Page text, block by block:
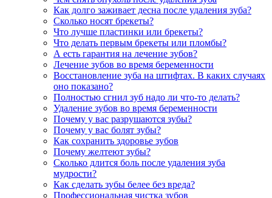
Как долго заживает десна после удаления зуба?
Сколько носят брекеты?
Что лучше пластинки или брекеты?
Что делать первым брекеты или пломбы?
А есть гарантия на лечение зубов?
Лечение зубов во время беременности
Восстановление зуба на штифтах. В каких случаях
оно показано?
Полностью сгнил зуб надо ли что-то делать?
Удаление зубов во время беременности
Почему у вас разрушаются зубы?
Почему у вас болят зубы?
Как сохранить здоровье зубов
Почему желтеют зубы?
Сколько длится боль после удаления зуба
мудрости?
Как сделать зубы белее без вреда?
Профессиональная чистка зубов